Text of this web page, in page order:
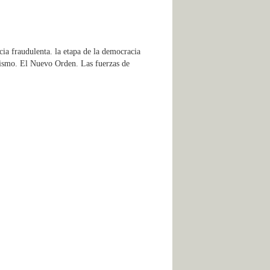
fraudulenta. la etapa de la democracia
El Nuevo Orden. Las fuerzas de